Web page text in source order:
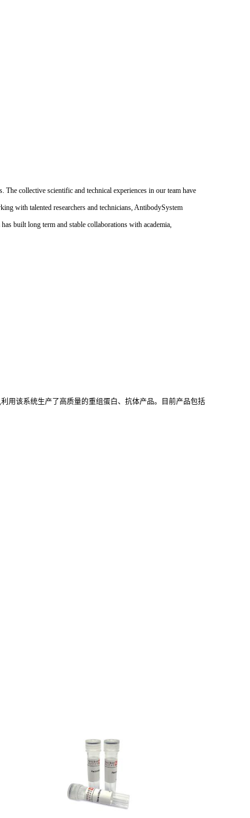
collective scientific and technical experiences in our team have
with talented researchers and technicians, AntibodySystem
built long term and stable collaborations with academia,
用该系统生产了高质量的重组蛋白、抗体产品。目前产品包括